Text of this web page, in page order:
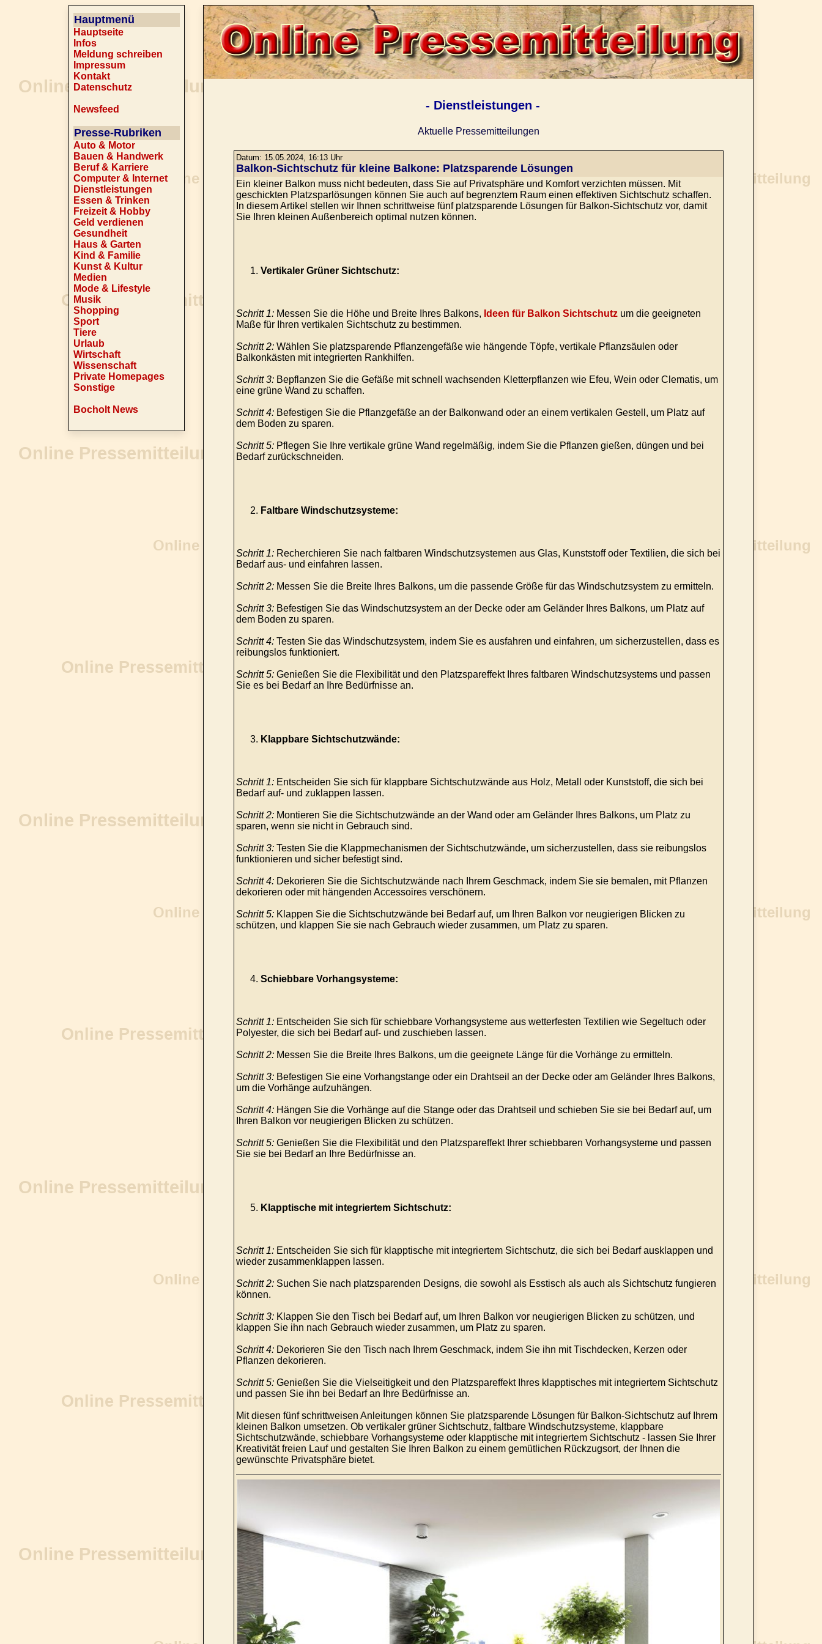
Hauptmenü
Hauptseite
Infos
Meldung schreiben
Impressum
Kontakt
Datenschutz
Newsfeed
Presse-Rubriken
Auto & Motor
Bauen & Handwerk
Beruf & Karriere
Computer & Internet
Dienstleistungen
Essen & Trinken
Freizeit & Hobby
Geld verdienen
Gesundheit
Haus & Garten
Kind & Familie
Kunst & Kultur
Medien
Mode & Lifestyle
Musik
Shopping
Sport
Tiere
Urlaub
Wirtschaft
Wissenschaft
Private Homepages
Sonstige
Bocholt News
- Dienstleistungen -
Aktuelle Pressemitteilungen
Datum: 15.05.2024, 16:13 Uhr
Balkon-Sichtschutz für kleine Balkone: Platzsparende Lösungen
Ein kleiner Balkon muss nicht bedeuten, dass Sie auf Privatsphäre und Komfort verzichten müssen. Mit
geschickten Platzsparlösungen können Sie auch auf begrenztem Raum einen effektiven Sichtschutz schaffen.
In diesem Artikel stellen wir Ihnen schrittweise fünf platzsparende Lösungen für Balkon-Sichtschutz vor, damit
Sie Ihren kleinen Außenbereich optimal nutzen können.
Vertikaler Grüner Sichtschutz:
Schritt 1:Messen Sie die Höhe und Breite Ihres Balkons, Ideen für Balkon Sichtschutzum die geeigneten
Maße für Ihren vertikalen Sichtschutz zu bestimmen.
Schritt 2:Wählen Sie platzsparende Pflanzengefäße wie hängende Töpfe, vertikale Pflanzsäulen oder
Balkonkästen mit integrierten Rankhilfen.
Schritt 3:Bepflanzen Sie die Gefäße mit schnell wachsenden Kletterpflanzen wie Efeu, Wein oder Clematis, um
eine grüne Wand zu schaffen.
Schritt 4:Befestigen Sie die Pflanzgefäße an der Balkonwand oder an einem vertikalen Gestell, um Platz auf
dem Boden zu sparen.
Schritt 5:Pflegen Sie Ihre vertikale grüne Wand regelmäßig, indem Sie die Pflanzen gießen, düngen und bei
Bedarf zurückschneiden.
Faltbare Windschutzsysteme:
Schritt 1:Recherchieren Sie nach faltbaren Windschutzsystemen aus Glas, Kunststoff oder Textilien, die sich bei
Bedarf aus- und einfahren lassen.
Schritt 2:Messen Sie die Breite Ihres Balkons, um die passende Größe für das Windschutzsystem zu ermitteln.
Schritt 3:Befestigen Sie das Windschutzsystem an der Decke oder am Geländer Ihres Balkons, um Platz auf
dem Boden zu sparen.
Schritt 4:Testen Sie das Windschutzsystem, indem Sie es ausfahren und einfahren, um sicherzustellen, dass es
reibungslos funktioniert.
Schritt 5:Genießen Sie die Flexibilität und den Platzspareffekt Ihres faltbaren Windschutzsystems und passen
Sie es bei Bedarf an Ihre Bedürfnisse an.
Klappbare Sichtschutzwände:
Schritt 1:Entscheiden Sie sich für klappbare Sichtschutzwände aus Holz, Metall oder Kunststoff, die sich bei
Bedarf auf- und zuklappen lassen.
Schritt 2:Montieren Sie die Sichtschutzwände an der Wand oder am Geländer Ihres Balkons, um Platz zu
sparen, wenn sie nicht in Gebrauch sind.
Schritt 3:Testen Sie die Klappmechanismen der Sichtschutzwände, um sicherzustellen, dass sie reibungslos
funktionieren und sicher befestigt sind.
Schritt 4:Dekorieren Sie die Sichtschutzwände nach Ihrem Geschmack, indem Sie sie bemalen, mit Pflanzen
dekorieren oder mit hängenden Accessoires verschönern.
Schritt 5:Klappen Sie die Sichtschutzwände bei Bedarf auf, um Ihren Balkon vor neugierigen Blicken zu
schützen, und klappen Sie sie nach Gebrauch wieder zusammen, um Platz zu sparen.
Schiebbare Vorhangsysteme:
Schritt 1:Entscheiden Sie sich für schiebbare Vorhangsysteme aus wetterfesten Textilien wie Segeltuch oder
Polyester, die sich bei Bedarf auf- und zuschieben lassen.
Schritt 2:Messen Sie die Breite Ihres Balkons, um die geeignete Länge für die Vorhänge zu ermitteln.
Schritt 3:Befestigen Sie eine Vorhangstange oder ein Drahtseil an der Decke oder am Geländer Ihres Balkons,
um die Vorhänge aufzuhängen.
Schritt 4:Hängen Sie die Vorhänge auf die Stange oder das Drahtseil und schieben Sie sie bei Bedarf auf, um
Ihren Balkon vor neugierigen Blicken zu schützen.
Schritt 5:Genießen Sie die Flexibilität und den Platzspareffekt Ihrer schiebbaren Vorhangsysteme und passen
Sie sie bei Bedarf an Ihre Bedürfnisse an.
Klapptische mit integriertem Sichtschutz:
Schritt 1:Entscheiden Sie sich für klapptische mit integriertem Sichtschutz, die sich bei Bedarf ausklappen und
wieder zusammenklappen lassen.
Schritt 2:Suchen Sie nach platzsparenden Designs, die sowohl als Esstisch als auch als Sichtschutz fungieren
können.
Schritt 3:Klappen Sie den Tisch bei Bedarf auf, um Ihren Balkon vor neugierigen Blicken zu schützen, und
klappen Sie ihn nach Gebrauch wieder zusammen, um Platz zu sparen.
Schritt 4:Dekorieren Sie den Tisch nach Ihrem Geschmack, indem Sie ihn mit Tischdecken, Kerzen oder
Pflanzen dekorieren.
Schritt 5:Genießen Sie die Vielseitigkeit und den Platzspareffekt Ihres klapptisches mit integriertem Sichtschutz
und passen Sie ihn bei Bedarf an Ihre Bedürfnisse an.
Mit diesen fünf schrittweisen Anleitungen können Sie platzsparende Lösungen für Balkon-Sichtschutz auf Ihrem
kleinen Balkon umsetzen. Ob vertikaler grüner Sichtschutz, faltbare Windschutzsysteme, klappbare
Sichtschutzwände, schiebbare Vorhangsysteme oder klapptische mit integriertem Sichtschutz - lassen Sie Ihrer
Kreativität freien Lauf und gestalten Sie Ihren Balkon zu einem gemütlichen Rückzugsort, der Ihnen die
gewünschte Privatsphäre bietet.